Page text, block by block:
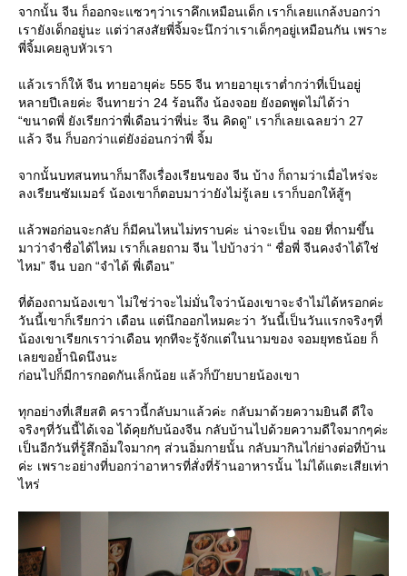
จากนั้น จีน ก็ออกจะแซวๆว่าเราคึกเหมือนเด็ก เราก็เลยแกล้งบอกว่า
เรายังเด็กอยู่นะ แต่ว่าสงสัยพี่จิ้มจะนึกว่าเราเด็กๆอยู่เหมือนกัน เพราะ
พี่จิ้มเคยลูบหัวเรา
ล้วเราก็ให้ จีน ทายอายุค่ะ 555 จีน ทายอายุเราต่ำกว่าที่เป็นอยู่
หลายปีเลยค่ะ จีนทายว่า 24 ร้อนถึง น้องจอย ยังอดพูดไม่ได้ว่า
“ขนาดพี่ ยังเรียกว่าพี่เดือนว่าพี่น่ะ จีน คิดดู” เราก็เลยเฉลยว่า 27
ล้ว จีน ก็บอกว่าแต่ยังอ่อนกว่าพี่ จิ้ม
จากนั้นบทสนทนาก็มาถึงเรื่องเรียนของ จีน บ้าง ก็ถามว่าเมื่อไหร่จะ
ลงเรียนซัมเมอร์ น้องเขาก็ตอบมาว่ายังไม่รู้เลย เราก็บอกให้สู้ๆ
ล้วพอก่อนจะกลับ ก็มีคนไหนไม่ทราบค่ะ น่าจะเป็น จอย ที่ถามขึ้น
มาว่าจำชื่อได้ไหม เราก็เลยถาม จีน ไปบ้างว่า “ ชื่อพี่ จีนคงจำได้ใช่
ไหม” จีน บอก “จำได้ พี่เดือน”
ที่ต้องถามน้องเขา ไม่ใช่ว่าจะไม่มั่นใจว่าน้องเขาจะจำไม่ได้หรอกค่ะ
วันนี้เขาก็เรียกว่า เดือน แต่นึกออกไหมคะว่า วันนี้เป็นวันแรกจริงๆที่
น้องเขาเรียกเราว่าเดือน ทุกทีจะรู้จักแต่ในนามของ จอมยุทธน้อย ก็
เลยขอย้ำนิดนึงนะ
ก่อนไปก็มีการกอดกันเล็กน้อย แล้วก็บ๊ายบายน้องเขา
ทุกอย่างที่เสียสติ คราวนี้กลับมาแล้วค่ะ กลับมาด้วยความยินดี ดีใจ
จริงๆที่วันนี้ได้เจอ ได้คุยกับน้องจีน กลับบ้านไปด้วยความดีใจมากๆค่ะ
เป็นอีกวันที่รู้สึกอิ่มใจมากๆ ส่วนอิ่มกายนั้น กลับมากินไก่ย่างต่อที่บ้าน
ค่ะ เพราะอย่างที่บอกว่าอาหารที่สั่งที่ร้านอาหารนั้น ไม่ได้แตะเสียเท่า
ไหร่